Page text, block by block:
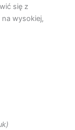
się z
wysokiej,